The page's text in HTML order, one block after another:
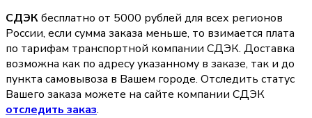
СДЭКбесплатно от 5000 рублей для всех регионов
России, если сумма заказа меньше, то взимается плата
по тарифам транспортной компании СДЭК. Доставка
возможна как по адресу указанному в заказе, так и до
пункта самовывоза в Вашем городе. Отследить статус
Вашего заказа можете на сайте компании СДЭК
отследить заказ.